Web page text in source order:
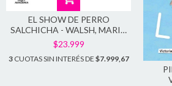
EL SHOW DE PERRO
SALCHICHA - WALSH, MARIA
ELENA
$23.999
3CUOTAS SIN INTERÉS DE $7.999,67